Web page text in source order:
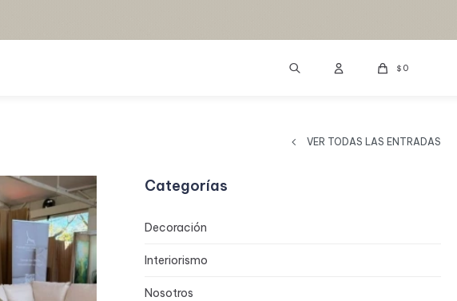
$ 0
VER TODAS LAS ENTRADAS
Categorías
Decoración
Interiorismo
Nosotros